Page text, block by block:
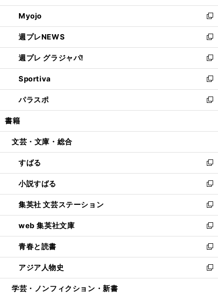
開
く
ウ
で
開
く
ン
ド
ウ
で
開
く
ウ
ィ
ン
ド
ウ
で
開
く
Myojo
新
し
い
ウ
ィ
ン
ド
ウ
で
開
週プレNEWS
新
し
い
ウ
ィ
ン
ド
ウ
開
週プレ グラジャパ!
新
し
い
ウ
ィ
ン
ウ
開
く
Sportiva
新
し
い
ウ
ン
ウ
で
開
く
パラスポ
新
し
ウ
ン
ド
ウ
で
開
く
書籍
文芸・文庫・総合
すばる
新
し
い
ウ
ィ
ン
ド
ウ
で
開
く
小説すばる
新
し
い
ウ
ィ
ン
ド
ウ
で
開
集英社 文芸ステーション
新
し
い
ウ
ィ
ン
ド
ウ
web 集英社文庫
新
し
い
ウ
ィ
ン
青春と読書
新
し
い
ウ
アジア人物史
新
し
学芸・ノンフィクション・新書